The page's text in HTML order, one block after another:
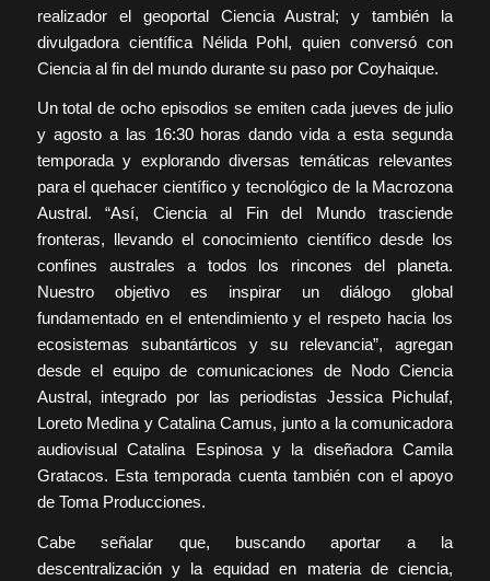
realizador el geoportal Ciencia Austral; y también la
divulgadora científica Nélida Pohl, quien conversó con
Ciencia al fin del mundo durante su paso por Coyhaique.
Un total de ocho episodios se emiten cada jueves de julio
y agosto a las 16:30 horas dando vida a esta segunda
temporada y explorando diversas temáticas relevantes
para el quehacer científico y tecnológico de la Macrozona
Austral. “Así, Ciencia al Fin del Mundo trasciende
fronteras, llevando el conocimiento científico desde los
confines australes a todos los rincones del planeta.
Nuestro objetivo es inspirar un diálogo global
fundamentado en el entendimiento y el respeto hacia los
ecosistemas subantárticos y su relevancia”, agregan
desde el equipo de comunicaciones de Nodo Ciencia
Austral, integrado por las periodistas Jessica Pichulaf,
Loreto Medina y Catalina Camus, junto a la comunicadora
audiovisual Catalina Espinosa y la diseñadora Camila
Gratacos. Esta temporada cuenta también con el apoyo
de Toma Producciones.
Cabe señalar que, buscando aportar a la
descentralización y la equidad en materia de ciencia,